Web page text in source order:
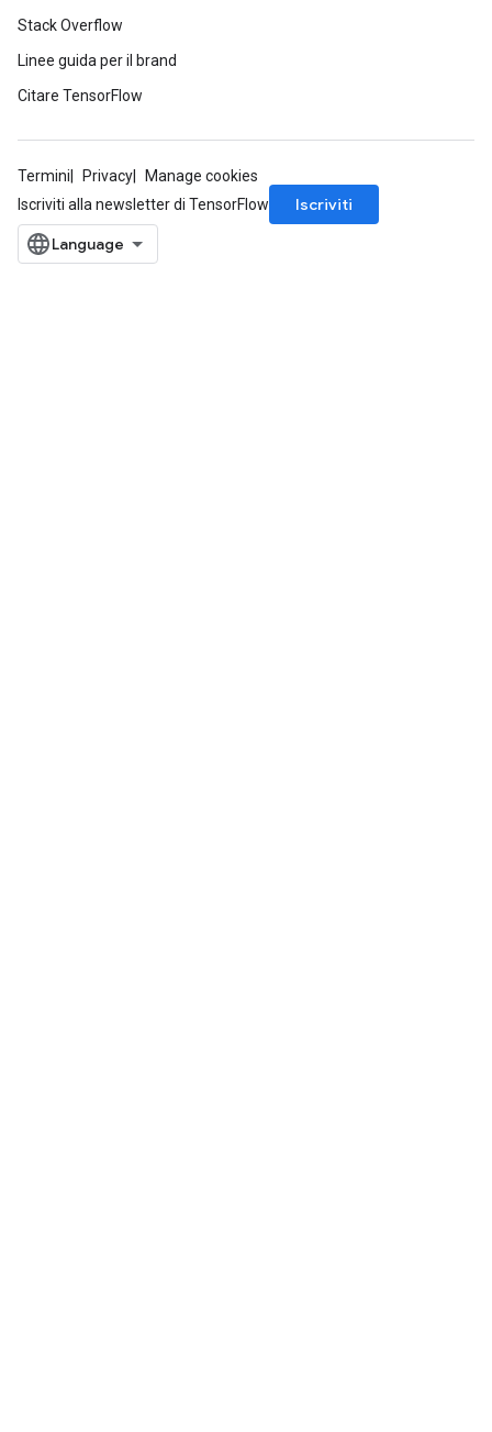
Stack Overflow
Linee guida per il brand
Citare TensorFlow
Termini Privacy
Manage cookies
Iscriviti alla newsletter di TensorFlow
Iscriviti